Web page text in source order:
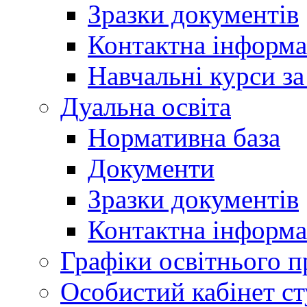
Зразки документів
Контактна
Навчальні курси
Дуальна освіта
Нормативна база
Документи
Зразки документів
Контактна
Графіки освітнього
Особистий кабінет